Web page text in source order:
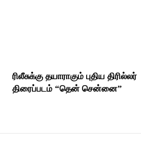
ரிலீசுக்கு தயாராகும் புதிய திரில்லர்
திரைப்படம் “தென் சென்னை”